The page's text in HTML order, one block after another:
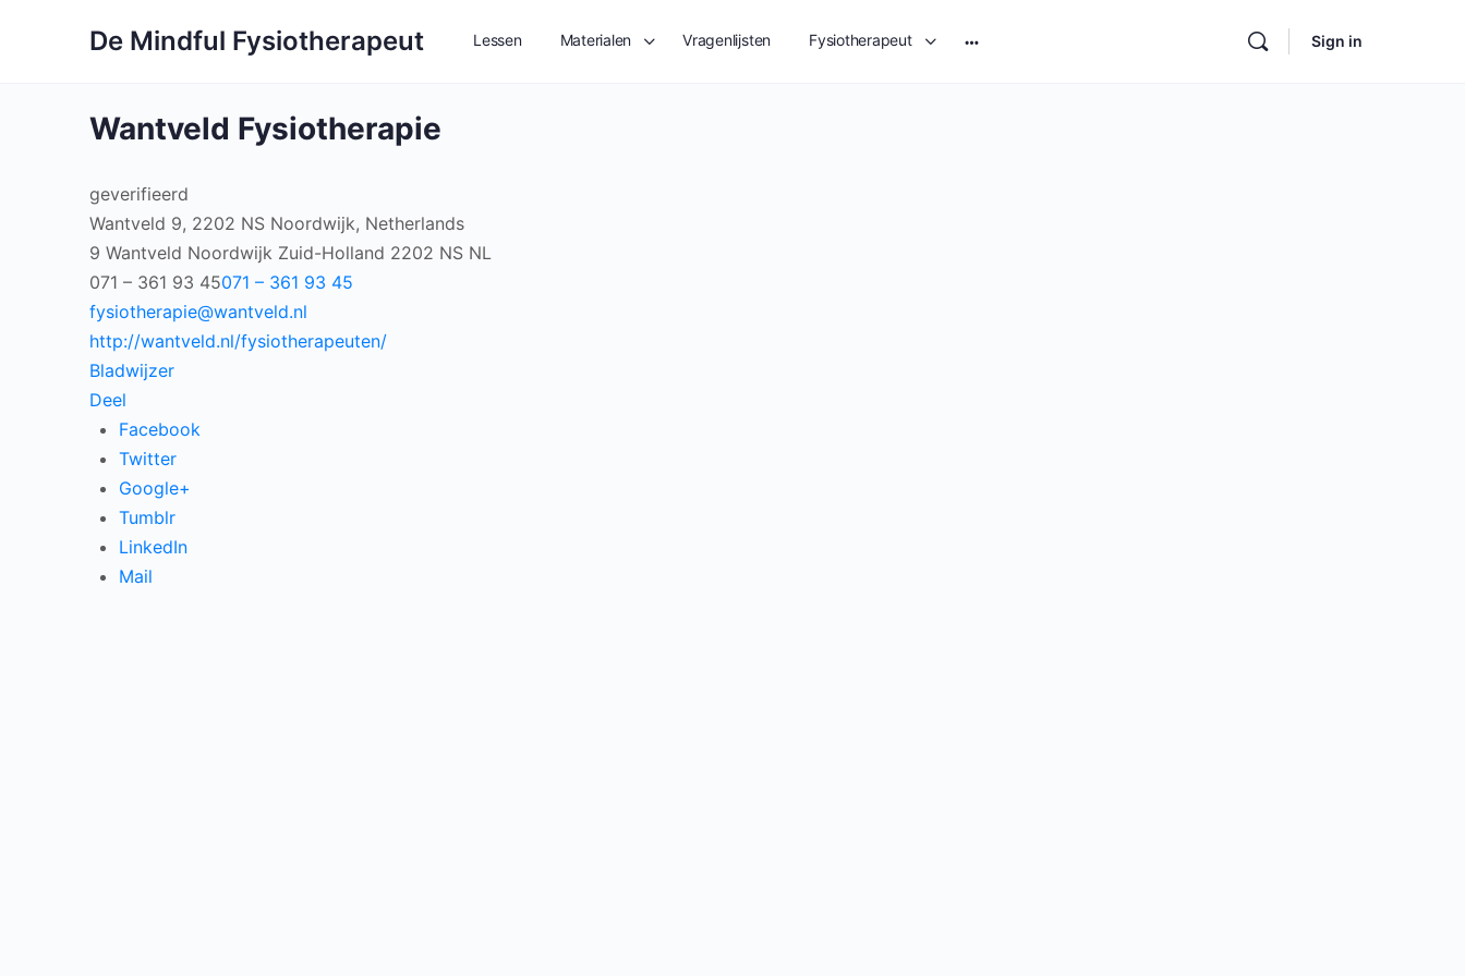
De Mindful Fysiotherapeut Lessen Materialen Vragenlijsten Fysiotherapeut Sign in
Wantveld Fysiotherapie
geverifieerd
Wantveld 9, 2202 NS Noordwijk, Netherlands
9 Wantveld Noordwijk Zuid-Holland 2202 NS NL
071 – 361 93 45071 – 361 93 45
fysiotherapie@wantveld.nl
http://wantveld.nl/fysiotherapeuten/
Bladwijzer
Deel
Facebook
Twitter
Google+
Tumblr
LinkedIn
Mail